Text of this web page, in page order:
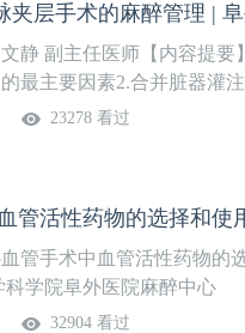
夹层手术的麻醉管理 | 阜
文静 副主任医师【内容提
最主要因素2.合并脏器灌
理一般原则及合并各种脏
23278 看过
管活性药物的选择和使
血管手术中血管活性药物的
学院阜外医院麻醉中心
32904 看过